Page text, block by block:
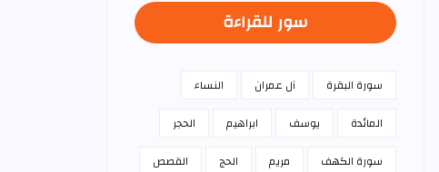
سور للقراءة
سورة البقرة آل عمران
النساء
المائدة
يوسف ابراهيم
الحجر
سورة الكهف
مريم الحج
القصص